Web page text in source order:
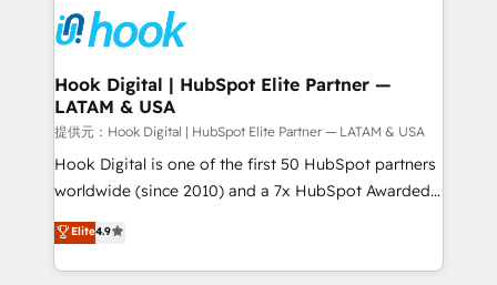
move beyond spreadsheets into unified systems
that drive real business results.
Onboarding - Data Migration & Integrations -
Technical Audit & Optimization Strategic Solutions: -
Revenue Operations - Inbound Marketing -
Outbound Marketing - HubSpot CMS Website
Design & Development We empower our clients to
reach their full potential by providing transparent,
relationship-driven support. With over 300 HubSpot
technical know-how and strategic guidance you
need to succeed.
Hook Digital | HubSpot Elite Partner —
LATAM & USA
提供元：Hook Digital | HubSpot Elite Partner — LATAM & USA
Hook Digital is one of the first 50 HubSpot partners
worldwide (since 2010) and a 7x HubSpot Awarded
Elite Partner. With 500+ projects across the U.S.,
Brazil, and LATAM, we combine global expertise with
regional experience. Today, we are Brazil’s largest
Elite4.9